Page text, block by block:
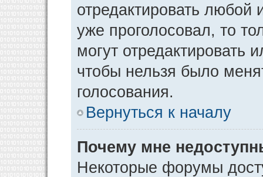
отредактировать любой
уже проголосовал, то
могут отредактировать
чтобы нельзя было
голосования.
Вернуться к началу
Почему мне
Некоторые форумы